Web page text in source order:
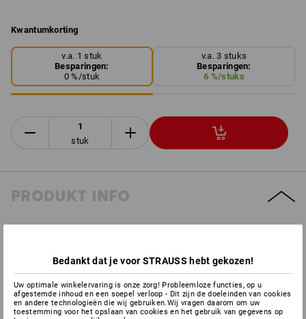
Kwantumkorting
v.a. 1 stuk
Besparingen:
0 %/stuk
v.a. 3 stuks
Besparingen:
6 %/stuks
stuk
PRODUKT INFO
Hoogwaardige reinigingswagen met dubbel emmerprincipe.
Hierdoor zijn schoonmaakwater en opgenomen vuil water
gescheiden. De duwbeugel kan aan beide zijden worden
gemonteerd. Mophouder en ophanghaak kunnen zijdelings
Bedankt dat je voor STRAUSS hebt gekozen!
Uw optimale winkelervaring is onze zorg! Probleemloze functies, op u
afgestemde inhoud en een soepel verloop - Dit zijn de doeleinden van cookies
en andere technologieën die wij gebruiken.Wij vragen daarom om uw
toestemming voor het opslaan van cookies en het gebruik van gegevens op